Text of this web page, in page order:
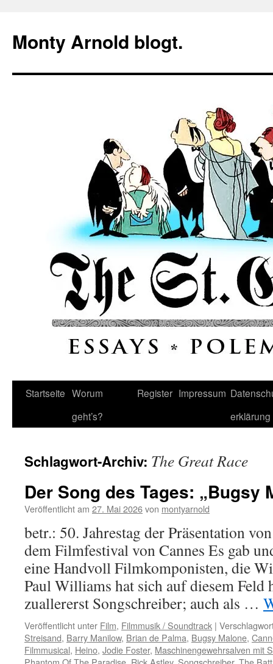
springen
Monty Arnold blogt.
Startseite Worum
geht’s?
Register Impressum
erklärung
Schlagwort-Archiv: The Great Race
Der Song des Tages: „Bugsy
Veröffentlicht am 27. Mai 2026von montyarnold
betr.: 50. Jahrestag der Präsentation
dem Filmfestival von Cannes Es gab
eine Handvoll Filmkomponisten, die
Paul Williams hat sich auf diesem Feld
zuallererst Songschreiber; auch als …
Veröffentlicht unter Film, Filmmusik / Soundtrack |
Streisand, Barry Manilow, Brian de Palma, Bugsy Malone,
Filmmusical, Heino, Jodie Foster, Maschinengewehrsalven mit